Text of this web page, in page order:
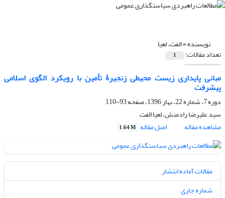
نویسنده =الفت، لعیا
تعداد مقالات: 1
مبانی پایداری زیست محیطی زنجیرۀ تأمین با رویکرد الگوی اسلامی
پیشرفت
دوره 7، شماره 22، بهار 1396، صفحه
93-110
سید علیرضا رادمنش، لعیا الفت
مشاهده مقاله
اصل مقاله 1.64 M
مقالات آماده انتشار
شماره جاری